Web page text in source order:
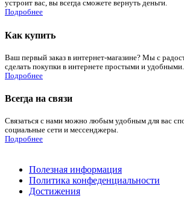
устроит вас, вы всегда сможете вернуть деньги.
Подробнее
Как купить
Ваш первый заказ в интернет-магазине? Мы с
сделать покупки в интернете простыми и удобными.
Подробнее
Всегда на связи
Связаться с нами можно любым удобным для вас
социальные сети и мессенджеры.
Подробнее
Полезная информация
Политика конфеденциальности
Достижения